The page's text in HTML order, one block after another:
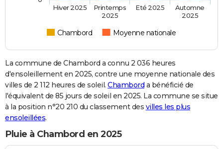
Chambord Moyenne nationale
Hiver 2025
Printemps
2025
Eté 2025
Automne
2025
La commune de Chambord a connu 2 036 heures
d'ensoleillement en 2025, contre une moyenne nationale des
villes de 2 112 heures de soleil. Chambord a bénéficié de
l'équivalent de 85 jours de soleil en 2025. La commune se situe
à la position n°20 210 du classement des villes les plus
ensoleillées.
Pluie à Chambord en 2025